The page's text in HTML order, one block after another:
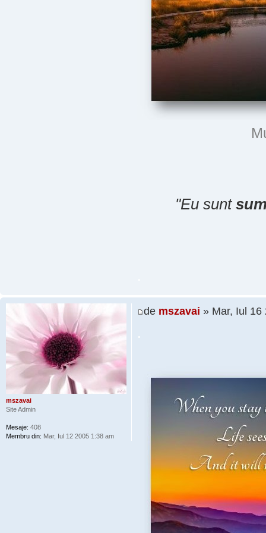
"Eu sunt
de mszavai » Mar, Iul 16
.
mszavai
Site Admin
Mesaje: 408
Membru din: Mar, Iul 12 2005 1:38 am